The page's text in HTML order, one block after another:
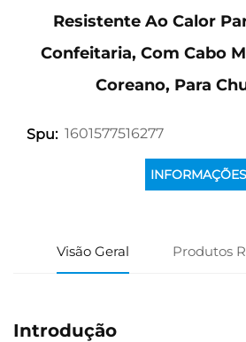
Resistente Ao Calor
Confeitaria, Com Cabo
Coreano, Para
Spu: 1601577516277
INFORMAÇÕES
Visão Geral Produtos
Introdução